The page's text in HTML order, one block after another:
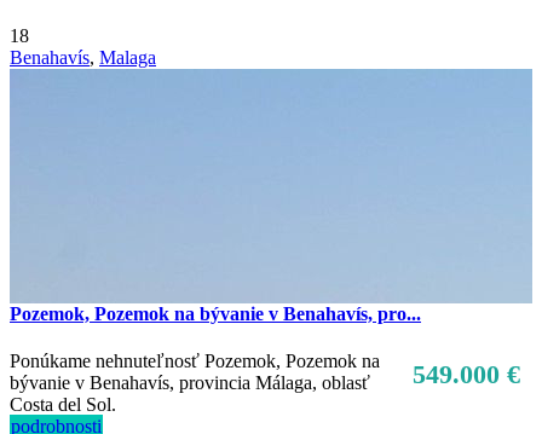
18
Benahavís, Malaga
Pozemok, Pozemok na bývanie v Benahavís, pro...
549.000 €
Ponúkame nehnuteľnosť Pozemok, Pozemok na
bývanie v Benahavís, provincia Málaga, oblasť
Costa del Sol.
podrobnosti